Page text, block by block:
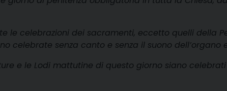
le celebrazioni dei sacramenti, eccetto quelli della
celebrate senza canto e senza il suono dell’organo
e le Lodi mattutine di questo giorno siano